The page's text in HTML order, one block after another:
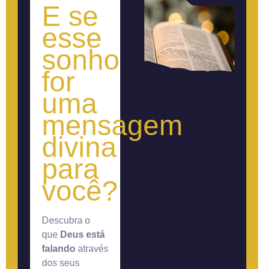
E se
esse
sonho
for
uma
mensagem
divina
para
você?
Descubra o
que Deus está
falando através
dos seus